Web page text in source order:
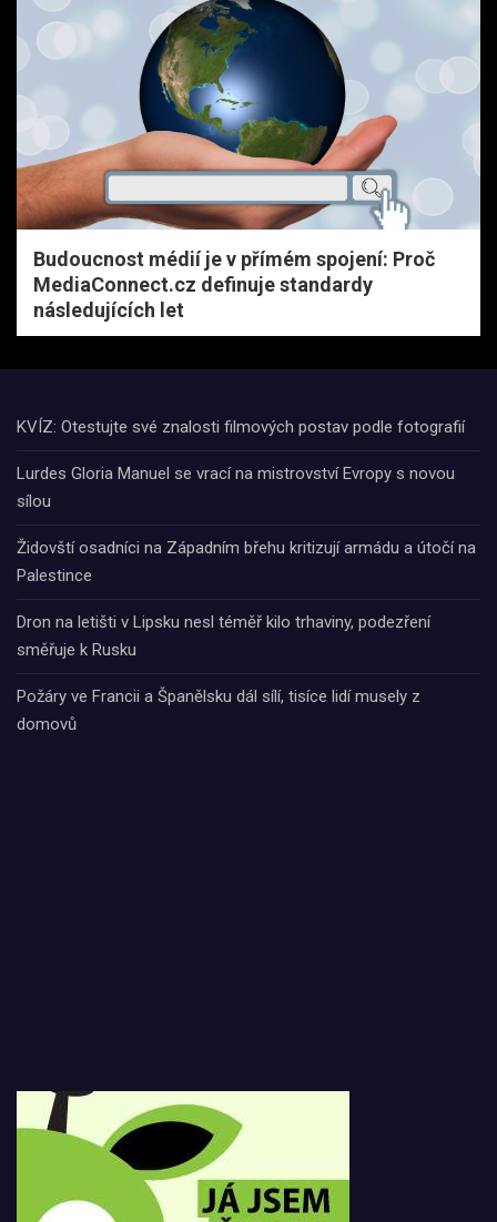
Budoucnost médií je v přímém spojení: Proč
MediaConnect.cz definuje standardy
následujících let
KVÍZ: Otestujte své znalosti filmových postav podle fotografií
Lurdes Gloria Manuel se vrací na mistrovství Evropy s novou
sílou
Židovští osadníci na Západním břehu kritizují armádu a útočí na
Palestince
Dron na letišti v Lipsku nesl téměř kilo trhaviny, podezření
směřuje k Rusku
Požáry ve Francii a Španělsku dál sílí, tisíce lidí musely z
domovů